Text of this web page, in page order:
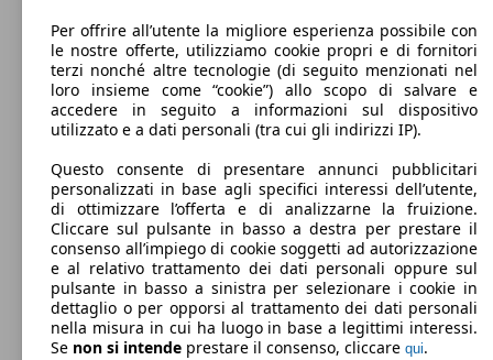
Giulia 2.0 t Veloce Q4 280cv auto
206 KW
(280 PS)
Giulia 2.9 V6 Quadrifoglio 520cv auto
382 KW
(520 PS)
148 KW
(200 PS)
Giulia 2.0 t Super Business 200cv auto
148 KW
(200 PS)
Per offrire all’utente la migliore esperienza possibile con
le nostre offerte, utilizziamo cookie propri e di fornitori
terzi nonché altre tecnologie (di seguito menzionati nel
loro insieme come “cookie”) allo scopo di salvare e
accedere in seguito a informazioni sul dispositivo
utilizzato e a dati personali (tra cui gli indirizzi IP).
Questo consente di presentare annunci pubblicitari
personalizzati in base agli specifici interessi dell’utente,
di ottimizzare l’offerta e di analizzarne la fruizione.
Cliccare sul pulsante in basso a destra per prestare il
consenso all’impiego di cookie soggetti ad autorizzazione
e al relativo trattamento dei dati personali oppure sul
pulsante in basso a sinistra per selezionare i cookie in
dettaglio o per opporsi al trattamento dei dati personali
nella misura in cui ha luogo in base a legittimi interessi.
Se non si intende prestare il consenso, cliccare qui.